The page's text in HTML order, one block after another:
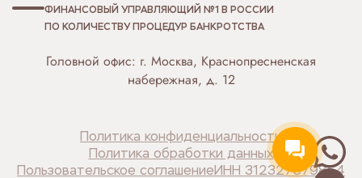
ФИНАНСОВЫЙ УПРАВЛЯЮЩИЙ №1 В РОССИИ
ПО КОЛИЧЕСТВУ ПРОЦЕДУР БАНКРОТСТВА
Головной офис: г. Москва, Краснопресненская
набережная, д. 12
Политика конфиденциальности
Политика обработки данных
Пользовательское соглашениеИНН 312327679854